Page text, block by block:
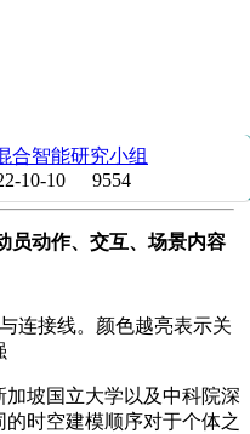
合智能研究小组
10-10 9554
员动作、交互、场景内容
连接线。颜色越亮表示关
坡国立大学以及中科院深
时空建模顺序对于个体之